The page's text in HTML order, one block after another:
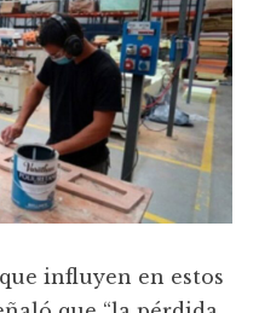
influyen en estos